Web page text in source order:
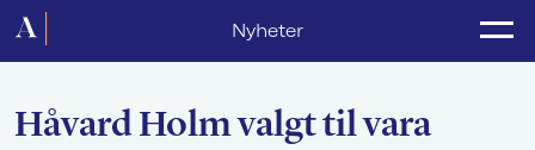
Nyheter
Forside
Lønnsoppgjør
Håvard Holm valgt til vara